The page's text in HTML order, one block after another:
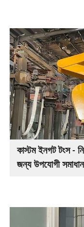
কাস্টম ইনগট টংস -
জন্য উপযোগী সমাধান